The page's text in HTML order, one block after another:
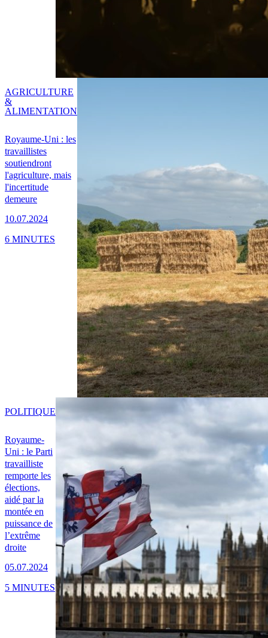
Royaume-Uni : les
travaillistes
soutiendront
l'agriculture, mais
l'incertitude
demeure
10.07.2024
AGRICULTURE
&
ALIMENTATION
6 MINUTES
Royaume-
Uni : le Parti
travailliste
remporte les
élections,
aidé par la
montée en
puissance de
l’extrême
droite
05.07.2024
POLITIQUE
5 MINUTES